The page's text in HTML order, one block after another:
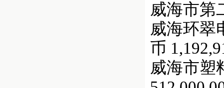
威海市第
威海环翠
币
威海市塑